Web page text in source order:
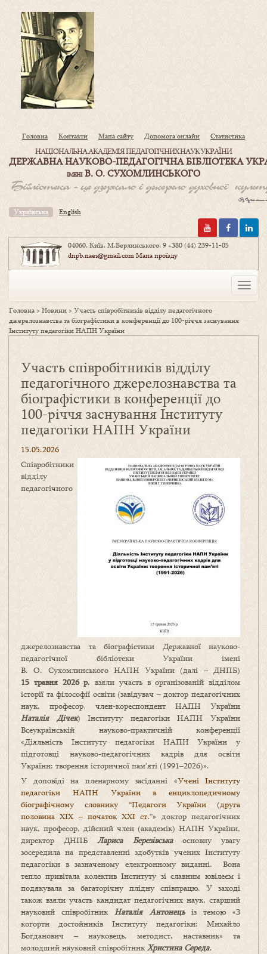
Головна Контакти Мапа сайту Допомога онлайн Статистика
НАЦІОНАЛЬНА АКАДЕМІЯ ПЕДАГОГІЧНИХ НАУК УКРАЇНИ
ДЕРЖАВНА НАУКОВО-ПЕДАГОГІЧНА БІБЛІОТЕКА
ІМЕНІВ. О. СУХОМЛИНСЬКОГО
Українська English
04060, Київ, М.Берлинського, 9+380 (44) 239-11-05
dnpb.naes@gmail.comМапа проїзду
Toggle
Головна >Новини >Участь співробітників відділу педагогічного
джерелознавства та біографістики в конференції до 100-річчя заснування
Інституту педагогіки НАПН України
Участь співробітників відділу
педагогічного джерелознавства та
біографістики в конференції до
100-річчя заснування Інституту
педагогіки НАПН України
15.05.2026
Співробітники
відділу
педагогічного
джерелознавства та біографістики Державної науково-
педагогічної бібліотеки України імені
В. О. Сухомлинського НАПН України (далі – ДНПБ)
15 травня 2026 р. взяли участь в організованій відділом
історії та філософії освіти (завідувач – доктор педагогічних
наук, професор, член-кореспондент НАПН України
Наталія Дічек) Інституту педагогіки НАПН України
Всеукраїнській науково-практичній конференції
«Діяльність Інституту педагогіки НАПН України у
підготовці науково-педагогічних кадрів для освіти
України: творення історичної пам’яті (1991–2026)».
У доповіді на пленарному засіданні «Учені Інституту
педагогіки НАПН України в енциклопедичному
біографічному словнику “Педагоги України (друга
половина ХІХ – початок ХХІ ст.”» доктор педагогічних
наук, професор, дійсний член (академік) НАПН України,
директор ДНПБЛариса Березівськаосновну увагу
зосередила на представленні здобутків учених Інституту
педагогіки в зазначеному електронному виданні. Вона
тепло привітала колектив Інституту зі славним ювілеєм і
подякувала за багаторічну плідну співпрацю. У заході
також взяли участь кандидат педагогічних наук, старший
науковий співробітникНаталія Антонецьіз темою «З
когорти достойників Інституту педагогіки: Михайло
Богданович – науковець, методист, наставник» та
молодший науковий співробітник Христина Середа.